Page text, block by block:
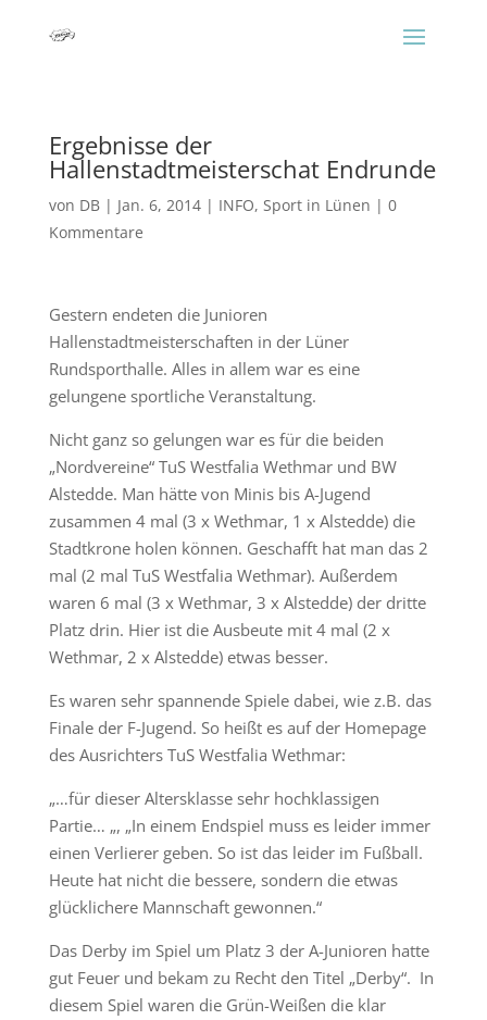
Ergebnisse der
Hallenstadtmeisterschat Endrunde
von DB| Jan. 6, 2014| INFO, Sport in Lünen | 0
Kommentare
Gestern endeten die Junioren
Hallenstadtmeisterschaften in der Lüner
Rundsporthalle. Alles in allem war es eine
gelungene sportliche Veranstaltung.
Nicht ganz so gelungen war es für die beiden
„Nordvereine“ TuS Westfalia Wethmar und BW
Alstedde. Man hätte von Minis bis A-Jugend
zusammen 4 mal (3 x Wethmar, 1 x Alstedde) die
Stadtkrone holen können. Geschafft hat man das 2
mal (2 mal TuS Westfalia Wethmar). Außerdem
waren 6 mal (3 x Wethmar, 3 x Alstedde) der dritte
Platz drin. Hier ist die Ausbeute mit 4 mal (2 x
Wethmar, 2 x Alstedde) etwas besser.
Es waren sehr spannende Spiele dabei, wie z.B. das
Finale der F-Jugend. So heißt es auf der Homepage
des Ausrichters TuS Westfalia Wethmar:
„…für dieser Altersklasse sehr hochklassigen
Partie… „, „In einem Endspiel muss es leider immer
einen Verlierer geben. So ist das leider im Fußball.
Heute hat nicht die bessere, sondern die etwas
glücklichere Mannschaft gewonnen.“
Das Derby im Spiel um Platz 3 der A-Junioren hatte
gut Feuer und bekam zu Recht den Titel „Derby“. In
diesem Spiel waren die Grün-Weißen die klar